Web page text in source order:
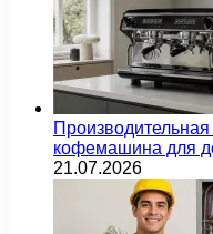
кофемашина для
21.07.2026